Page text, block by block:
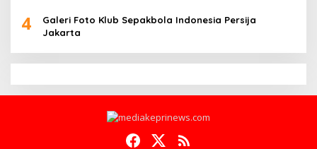
4
Galeri Foto Klub Sepakbola Indonesia Persija
Jakarta